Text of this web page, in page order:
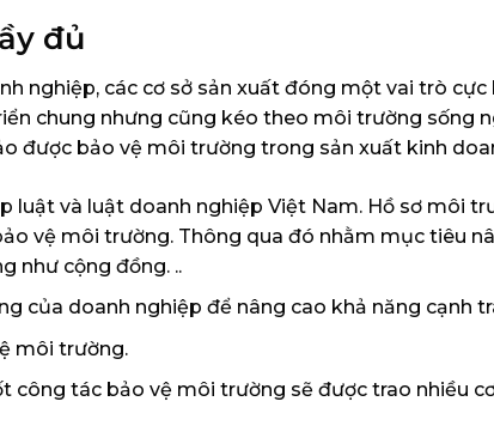
đủ
nghiệp, các cơ sở sản xuất đóng một vai trò
chung nhưng cũng kéo theo môi trường sống
được bảo vệ môi trường trong sản xuất kinh
và luật doanh nghiệp Việt Nam. Hồ sơ môi
vệ môi trường. Thông qua đó nhằm mục tiêu
như cộng đồng. ..
của doanh nghiệp để nâng cao khả năng cạnh
môi trường.
tác bảo vệ môi trường sẽ được trao nhiều